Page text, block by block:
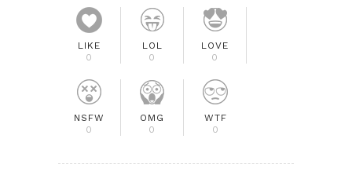
LIKE
0
LOL
0
LOVE
0
NSFW
0
OMG
0
WTF
0